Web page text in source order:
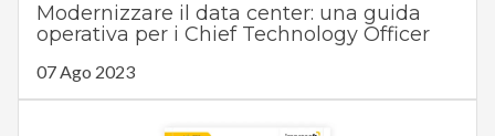
Modernizzare il data center: una guida
operativa per i Chief Technology Officer
07 Ago 2023